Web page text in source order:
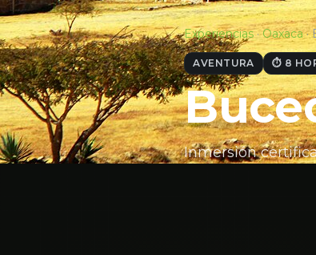
Experiencias · Oaxaca ·
AVENTURA ⏱ 8
Inmersión